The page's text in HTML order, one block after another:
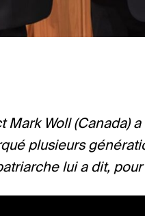
Mark Woll (Canada)
plusieurs
lui a dit, pour